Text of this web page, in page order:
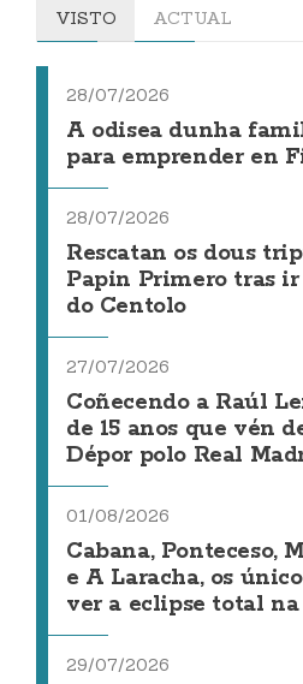
VISTO ACTUAL
28/07/2026
A odisea dunha
para emprender en
28/07/2026
Rescatan os dous
Papin Primero tras
do Centolo
27/07/2026
Coñecendo a Raúl
de 15 anos que vén
Dépor polo Real
01/08/2026
Cabana, Ponteceso,
e A Laracha, os
ver a eclipse total
29/07/2026